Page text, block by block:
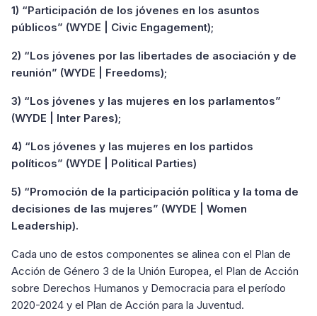
1) “Participación de los jóvenes en los asuntos
públicos” (WYDE | Civic Engagement);
2) “Los jóvenes por las libertades de asociación y de
reunión” (WYDE | Freedoms);
3) “Los jóvenes y las mujeres en los parlamentos”
(WYDE | Inter Pares);
4) “Los jóvenes y las mujeres en los partidos
políticos” (WYDE | Political Parties)
5) “Promoción de la participación política y la toma de
decisiones de las mujeres” (WYDE | Women
Leadership).
Cada uno de estos componentes se alinea con el Plan de
Acción de Género 3 de la Unión Europea, el Plan de Acción
sobre Derechos Humanos y Democracia para el período
2020-2024 y el Plan de Acción para la Juventud.